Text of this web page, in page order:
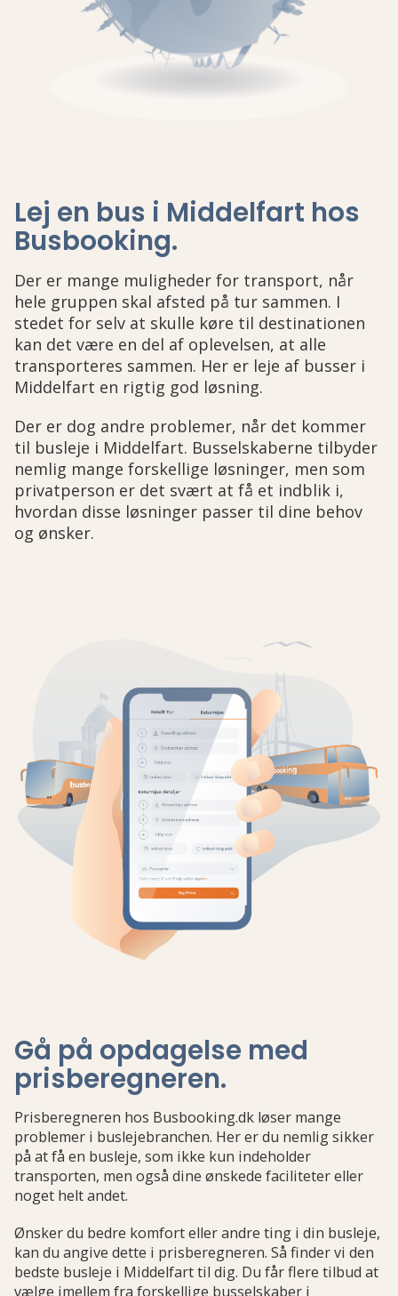
Lej en bus i Middelfart hos
Busbooking.
Der er mange muligheder for transport, når
hele gruppen skal afsted på tur sammen. I
stedet for selv at skulle køre til destinationen
kan det være en del af oplevelsen, at alle
transporteres sammen. Her er leje af busser i
Middelfart en rigtig god løsning.
Der er dog andre problemer, når det kommer
til busleje i Middelfart. Busselskaberne tilbyder
nemlig mange forskellige løsninger, men som
privatperson er det svært at få et indblik i,
hvordan disse løsninger passer til dine behov
og ønsker.
Gå på opdagelse med
prisberegneren.
Prisberegneren hos Busbooking.dk løser mange
problemer i buslejebranchen. Her er du nemlig sikker
på at få en busleje, som ikke kun indeholder
transporten, men også dine ønskede faciliteter eller
noget helt andet.
Ønsker du bedre komfort eller andre ting i din busleje,
kan du angive dette i prisberegneren. Så finder vi den
bedste busleje i Middelfart til dig. Du får flere tilbud at
vælge imellem fra forskellige busselskaber i